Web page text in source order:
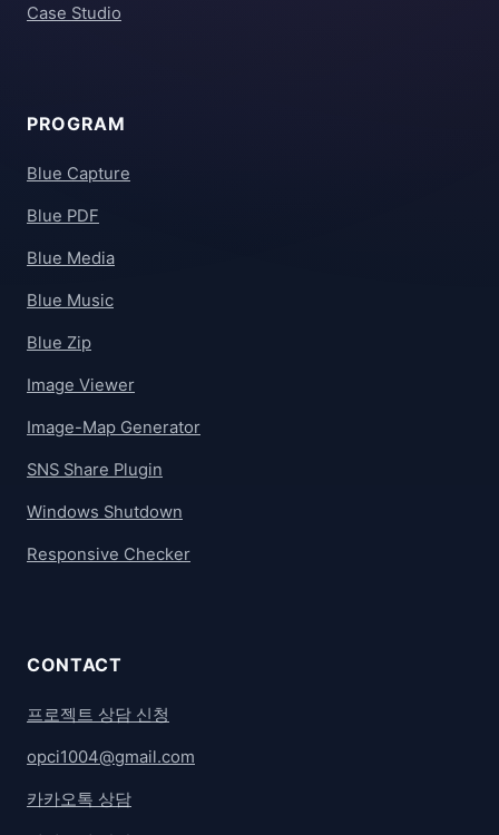
Case Studio
PROGRAM
Blue Capture
Blue PDF
Blue Media
Blue Music
Blue Zip
Image Viewer
Image-Map Generator
SNS Share Plugin
Windows Shutdown
Responsive Checker
CONTACT
프로젝트 상담 신청
opci1004@gmail.com
카카오톡 상담